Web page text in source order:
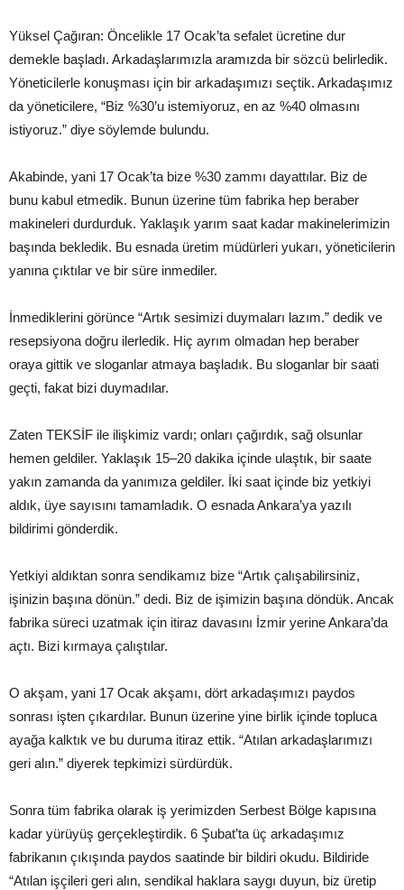
Yüksel Çağıran: Öncelikle 17 Ocak’ta sefalet ücretine dur
demekle başladı. Arkadaşlarımızla aramızda bir sözcü belirledik.
Yöneticilerle konuşması için bir arkadaşımızı seçtik. Arkadaşımız
da yöneticilere, “Biz %30’u istemiyoruz, en az %40 olmasını
istiyoruz.” diye söylemde bulundu.
Akabinde, yani 17 Ocak’ta bize %30 zammı dayattılar. Biz de
bunu kabul etmedik. Bunun üzerine tüm fabrika hep beraber
makineleri durdurduk. Yaklaşık yarım saat kadar makinelerimizin
başında bekledik. Bu esnada üretim müdürleri yukarı, yöneticilerin
yanına çıktılar ve bir süre inmediler.
İnmediklerini görünce “Artık sesimizi duymaları lazım.” dedik ve
resepsiyona doğru ilerledik. Hiç ayrım olmadan hep beraber
oraya gittik ve sloganlar atmaya başladık. Bu sloganlar bir saati
geçti, fakat bizi duymadılar.
Zaten TEKSİF ile ilişkimiz vardı; onları çağırdık, sağ olsunlar
hemen geldiler. Yaklaşık 15–20 dakika içinde ulaştık, bir saate
yakın zamanda da yanımıza geldiler. İki saat içinde biz yetkiyi
aldık, üye sayısını tamamladık. O esnada Ankara’ya yazılı
bildirimi gönderdik.
Yetkiyi aldıktan sonra sendikamız bize “Artık çalışabilirsiniz,
işinizin başına dönün.” dedi. Biz de işimizin başına döndük. Ancak
fabrika süreci uzatmak için itiraz davasını İzmir yerine Ankara’da
açtı. Bizi kırmaya çalıştılar.
O akşam, yani 17 Ocak akşamı, dört arkadaşımızı paydos
sonrası işten çıkardılar. Bunun üzerine yine birlik içinde topluca
ayağa kalktık ve bu duruma itiraz ettik. “Atılan arkadaşlarımızı
geri alın.” diyerek tepkimizi sürdürdük.
Sonra tüm fabrika olarak iş yerimizden Serbest Bölge kapısına
kadar yürüyüş gerçekleştirdik. 6 Şubat’ta üç arkadaşımız
fabrikanın çıkışında paydos saatinde bir bildiri okudu. Bildiride
“Atılan işçileri geri alın, sendikal haklara saygı duyun, biz üretip